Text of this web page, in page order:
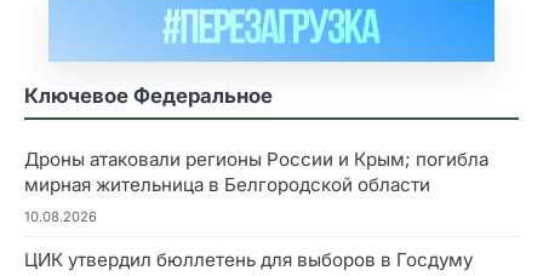
Ключевое Федеральное
Дроны атаковали регионы России и Крым; погибла
мирная жительница в Белгородской области
10.08.2026
ЦИК утвердил бюллетень для выборов в Госдуму